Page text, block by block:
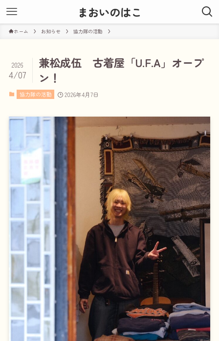
まおいのはこ
ホーム お知らせ 協力隊の活動
兼松成伍 古着屋「U.F.A」オープ
ン！
2026
4/07
協力隊の活動 2026年4月7日